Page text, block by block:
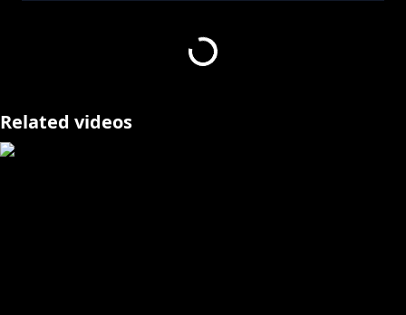
[カバー 未成年者の方々へ]で検索してお読みいただく
Related videos